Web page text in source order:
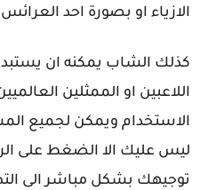
الازياء او بصورة احد
كذلك الشاب يمكنه ان
اللاعبين او الممثلين
الاستخدام ويمكن لجميع
ليس عليك الا الضغط على
توجيهك بشكل مباشر الى